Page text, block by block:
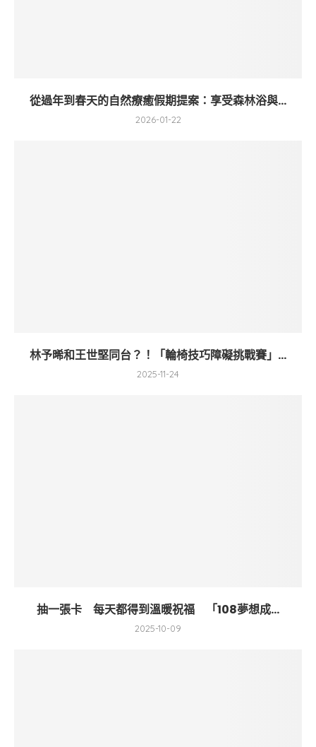
從過年到春天的自然療癒假期提案：享受森林浴與...
2026-01-22
林予晞和王世堅同台？！「輪椅技巧障礙挑戰賽」...
2025-11-24
抽一張卡 每天都得到溫暖祝福 「108夢想成...
2025-10-09